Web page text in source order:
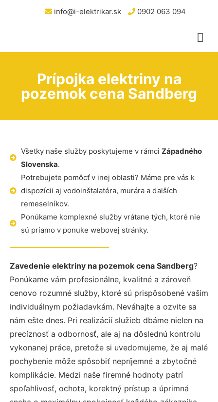
info@i-elektrikar.sk 0902 063 094
Prípojka elektriny na
pozemok cena Sandberg
Všetky naše služby poskytujeme v rámci Západného
Slovenska.
Potrebujete pomôcť v inej oblasti? Máme pre vás k
dispozícii aj vodoinštalatéra, murára a ďalších
remeselníkov.
Ponúkame komplexné služby vrátane tých, ktoré nie
sú priamo v ponuke webovej stránky.
Zavedenie elektriny na pozemok cena Sandberg?
Ponúkame vám profesionálne, kvalitné a zároveň
cenovo rozumné služby, ktoré sú prispôsobené vašim
individuálnym požiadavkám. Neváhajte a ozvite sa
nám ešte dnes. Pri realizácií služieb dbáme nielen na
precíznosť a odbornosť, ale aj na dôslednú kontrolu
vykonanej práce, pretože si uvedomujeme, že aj malé
pochybenie môže spôsobiť nepríjemné a zbytočné
komplikácie. Medzi naše firemné hodnoty patrí
spoľahlivosť, ochota, korektný prístup a úprimná